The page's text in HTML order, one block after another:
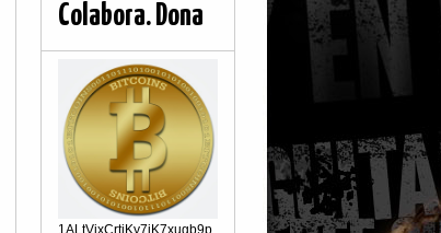
Colabora. Dona
1ALtVjxCrtjKy7jK7xugb9p